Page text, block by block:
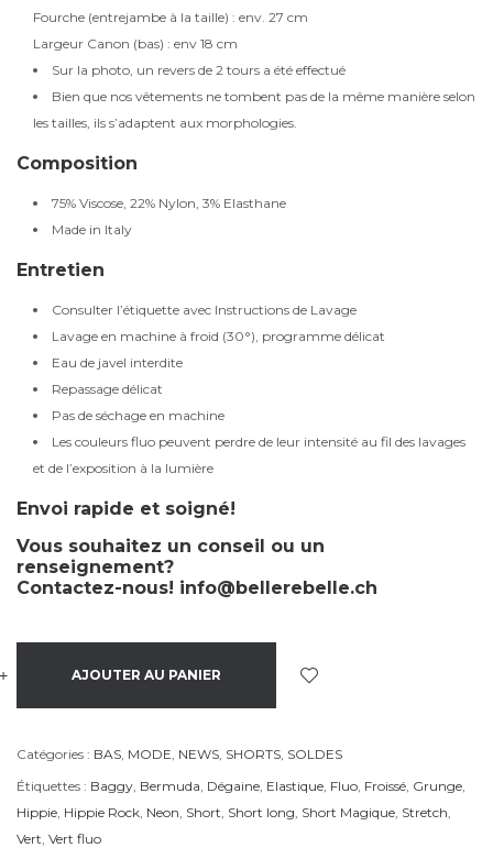
Fourche (entrejambe à la taille) : env. 27 cm
Largeur Canon (bas) : env 18 cm
Sur la photo, un revers de 2 tours a été effectué
Bien que nos vêtements ne tombent pas de la même manière selon
les tailles, ils s’adaptent aux morphologies.
Composition
75% Viscose, 22% Nylon, 3% Elasthane
Made in Italy
Entretien
Consulter l’étiquette avec Instructions de Lavage
Lavage en machine à froid (30°), programme délicat
Eau de javel interdite
Repassage délicat
Pas de séchage en machine
Les couleurs fluo peuvent perdre de leur intensité au fil des lavages
et de l’exposition à la lumière
Envoi rapide et soigné!
Vous souhaitez un conseil ou un
renseignement?
Contactez-nous! info@bellerebelle.ch
+ AJOUTER AU PANIER
Catégories : BAS, MODE, NEWS, SHORTS, SOLDES
Étiquettes : Baggy, Bermuda, Dégaine, Elastique, Fluo, Froissé, Grunge,
Hippie, Hippie Rock, Neon, Short, Short long, Short Magique, Stretch,
Vert, Vert fluo